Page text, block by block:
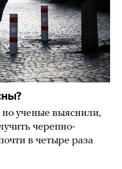
ученые выяснили,
черепно-
в четыре раза